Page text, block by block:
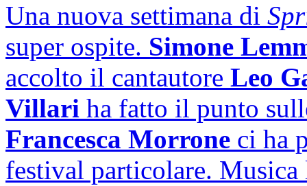
Una nuova settimana di
super ospite. Simone
accolto il cantautore Leo
Villari ha fatto il punto
Francesca Morrone ci ha
festival particolare.